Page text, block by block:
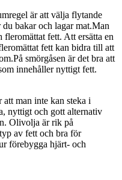
är att välja flytande
bakar och lagar mat.Man
fett. Att ersätta en
fett kan bidra till att
smörgåsen är det bra att
innehåller nyttigt fett.
man inte kan steka i
nyttigt och gott alternativ
Olivolja är rik på
av fett och bra för
förebygga hjärt- och